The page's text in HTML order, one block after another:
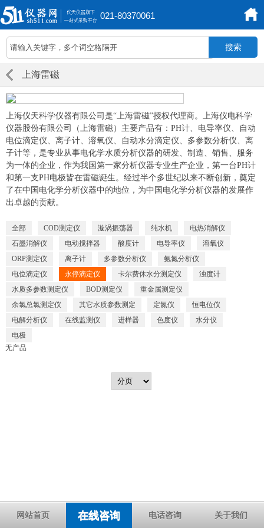
021-80370061
上海雷磁
上海仪天科学仪器有限公司是“上海雷磁”授权代理商。上海仪电科学
仪器股份有限公司（上海雷磁）主要产品有：PH计、电导率仪、自动
电位滴定仪、离子计、溶氧仪、自动水分滴定仪、多参数分析仪、离
子计等，是专业从事电化学水质分析仪器的研发、制造、销售、服务
为一体的企业，作为我国第一家分析仪器专业生产企业，第一台PH计
和第一支PH电极皆在雷磁诞生。经过半个多世纪以来不断创新，奠定
了在中国电化学分析仪器中的地位，为中国电化学分析仪器的发展作
出卓越的贡献。
全部 COD测定仪 漩涡振荡器 纯水机
电热消解仪
石墨消解仪
电动搅拌器 酸度计 电导率仪
溶氧仪
ORP测定仪
离子计 多参数分析仪
氨氮分析仪
电位滴定仪
永停滴定仪 卡尔费休水分测定仪
浊度计
水质多参数测定仪
BOD测定仪
重金属测定仪
余氯总氯测定仪
其它水质参数测定 定氮仪
恒电位仪
电解分析仪
在线监测仪 进样器 色度仪
水分仪
电极
无产品
网站首页 在线咨询 电话咨询 关于我们